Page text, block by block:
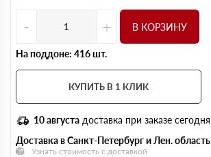
- + В КОРЗИНУ
На поддоне: 416 шт.
КУПИТЬ В 1 КЛИК
10 августа доставка при заказе сегодня
Доставка в Санкт-Петербург и Лен. область
Узнать стоимость с доставкой